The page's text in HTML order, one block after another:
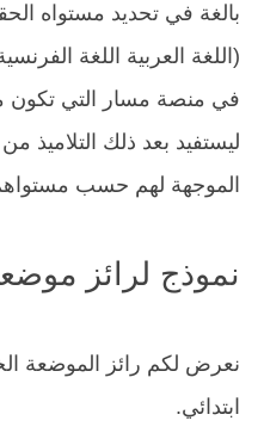
بالغة في تحديد مستواه
(اللغة العربية اللغة
في منصة مسار التي
ليستفيد بعد ذلك التلاميذ
الموجهة لهم حسب
نموذج لرائز
نعرض لكم رائز الموضعة
ابتدائي.